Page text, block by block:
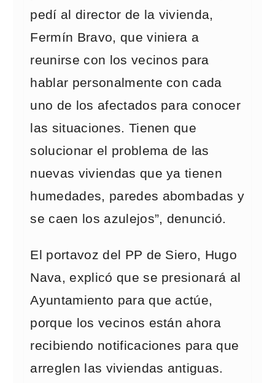
pedí al director de la vivienda,
Fermín Bravo, que viniera a
reunirse con los vecinos para
hablar personalmente con cada
uno de los afectados para conocer
las situaciones. Tienen que
solucionar el problema de las
nuevas viviendas que ya tienen
humedades, paredes abombadas y
se caen los azulejos”, denunció.
El portavoz del PP de Siero, Hugo
Nava, explicó que se presionará al
Ayuntamiento para que actúe,
porque los vecinos están ahora
recibiendo notificaciones para que
arreglen las viviendas antiguas.